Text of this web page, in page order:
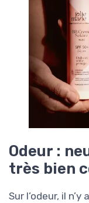
Odeur :
très bien
Sur l’odeur, il